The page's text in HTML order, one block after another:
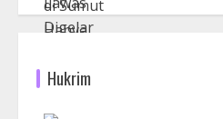
Hukrim